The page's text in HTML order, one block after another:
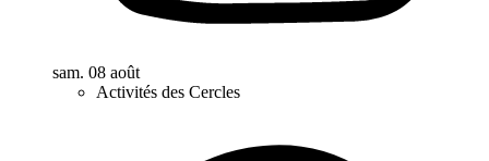
sam. 08 août
Activités des Cercles